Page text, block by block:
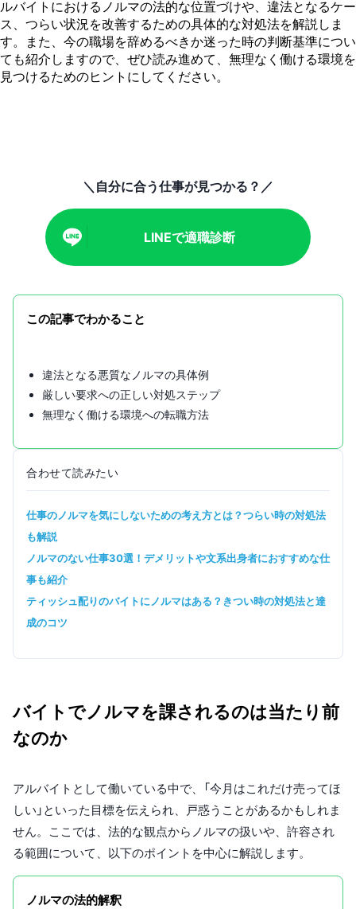
ルバイトにおけるノルマの法的な位置づけや、違法となるケー
ス、つらい状況を改善するための具体的な対処法を解説しま
す。また、今の職場を辞めるべきか迷った時の判断基準につい
ても紹介しますので、ぜひ読み進めて、無理なく働ける環境を
見つけるためのヒントにしてください。
＼自分に合う仕事が見つかる？／
LINEで適職診断
この記事でわかること
違法となる悪質なノルマの具体例
厳しい要求への正しい対処ステップ
無理なく働ける環境への転職方法
合わせて読みたい
仕事のノルマを気にしないための考え方とは？つらい時の対処法
も解説
ノルマのない仕事30選！デメリットや文系出身者におすすめな仕
事も紹介
ティッシュ配りのバイトにノルマはある？きつい時の対処法と達
成のコツ
バイトでノルマを課されるのは当たり前
なのか
アルバイトとして働いている中で、「今月はこれだけ売ってほ
しい」といった目標を伝えられ、戸惑うことがあるかもしれま
せん。ここでは、法的な観点からノルマの扱いや、許容され
る範囲について、以下のポイントを中心に解説します。
ノルマの法的解釈